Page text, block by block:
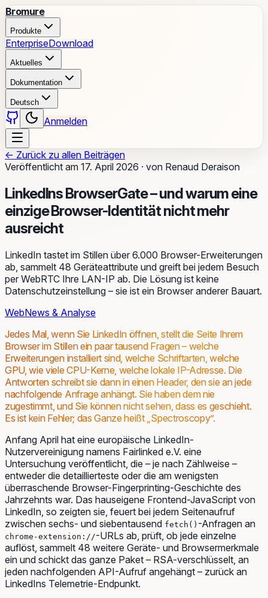
Bromure
Produkte
EnterpriseDownload
Aktuelles
Dokumentation
Deutsch
Anmelden
← Zurück zu allen Beiträgen
Veröffentlicht am 17. April 2026 · von Renaud Deraison
LinkedIns BrowserGate – und warum eine
einzige Browser-Identität nicht mehr
ausreicht
LinkedIn tastet im Stillen über 6.000 Browser-Erweiterungen
ab, sammelt 48 Geräteattribute und greift bei jedem Besuch
per WebRTC Ihre LAN-IP ab. Die Lösung ist keine
Datenschutzeinstellung – sie ist ein Browser anderer Bauart.
WebNews & Analyse
Jedes Mal, wenn Sie LinkedIn öffnen, stellt die Seite Ihrem
Browser im Stillen ein paar tausend Fragen – welche
Erweiterungen installiert sind, welche Schriftarten, welche
GPU, wie viele CPU-Kerne, welche lokale IP-Adresse. Die
Antworten schreibt sie dann in einen Header, den sie an jede
nachfolgende Anfrage anhängt. Sie haben dem nie
zugestimmt, und Sie können nicht sehen, dass es geschieht.
Es ist kein Fehler; das Ganze heißt „Spectroscopy”.
Anfang April hat eine europäische LinkedIn-
Nutzervereinigung namens Fairlinked e.V. eine
Untersuchung veröffentlicht, die – je nach Zählweise –
entweder die detaillierteste oder die am wenigsten
überraschende Browser-Fingerprinting-Geschichte des
Jahrzehnts war. Das hauseigene Frontend-JavaScript von
LinkedIn, so zeigten sie, feuert bei jedem Seitenaufruf
zwischen sechs- und siebentausend fetch() -Anfragen an
chrome-extension://-URLs ab, prüft, ob jede einzelne
auflöst, sammelt 48 weitere Geräte- und Browsermerkmale
ein und schickt das ganze Paket – RSA-verschlüsselt, an
jeden nachfolgenden API-Aufruf angehängt – zurück an
LinkedIns Telemetrie-Endpunkt.